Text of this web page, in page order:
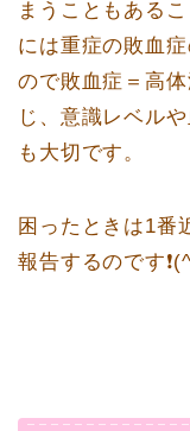
まうこともある
には重症の敗血
ので敗血症＝高
じ、意識レベル
も大切です。
困ったときは1番
報告するのです